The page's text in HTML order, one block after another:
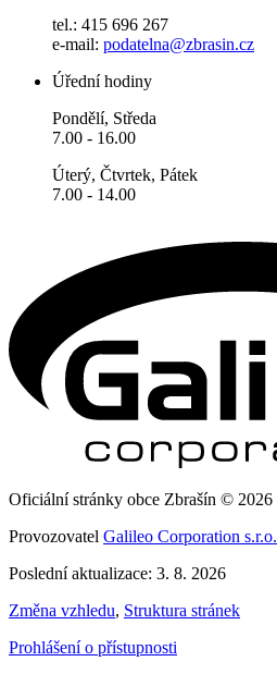
tel.: 415 696 267
e-mail: podatelna@zbrasin.cz
Úřední hodiny
Pondělí, Středa
7.00 - 16.00
Úterý, Čtvrtek, Pátek
7.00 - 14.00
Oficiální stránky obce Zbrašín © 2026
Provozovatel Galileo Corporation s.r.o.
Poslední aktualizace: 3. 8. 2026
Změna vzhledu, Struktura stránek
Prohlášení o přístupnosti